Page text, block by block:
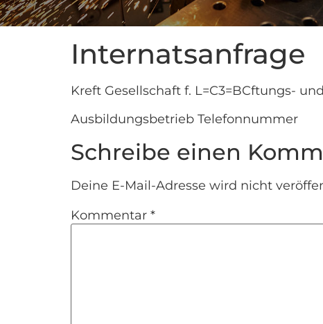
Internatsanfrage
Kreft Gesellschaft f. L=C3=BCftungs-
Ausbildungsbetrieb Telefonnummer
Schreibe einen
Deine E-Mail-Adresse wird nicht
Kommentar *